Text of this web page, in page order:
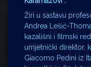
Žiri u sastavu
Andrea Lešić-
kazališni i filmski
umjetnički direktor,
Giacomo Pedini iz